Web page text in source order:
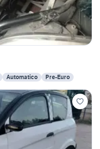
Automatico Pre-Euro